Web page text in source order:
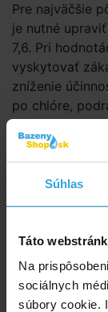
Súhlas
Táto
Na
sociálnych
súbory cookie.
Pre najväčšie
je nutné
7,6. Pri
vyskytovať
zníženie
po chlóre,
Laguna – pH
Návod na
Na zníženie
vo vode a
zariadení a
vykonávať
testovacej